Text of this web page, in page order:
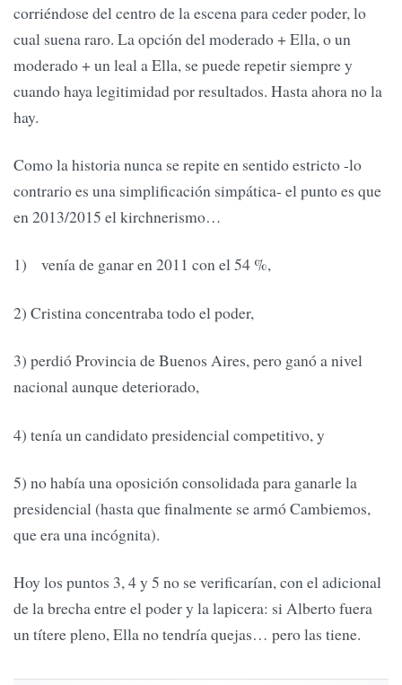
corriéndose del centro de la escena para ceder poder, lo
cual suena raro. La opción del moderado + Ella, o un
moderado + un leal a Ella, se puede repetir siempre y
cuando haya legitimidad por resultados. Hasta ahora no la
hay.
Como la historia nunca se repite en sentido estricto -lo
contrario es una simplificación simpática- el punto es que
en 2013/2015 el kirchnerismo…
1) venía de ganar en 2011 con el 54 %,
2) Cristina concentraba todo el poder,
3) perdió Provincia de Buenos Aires, pero ganó a nivel
nacional aunque deteriorado,
4) tenía un candidato presidencial competitivo, y
5) no había una oposición consolidada para ganarle la
presidencial (hasta que finalmente se armó Cambiemos,
que era una incógnita).
Hoy los puntos 3, 4 y 5 no se verificarían, con el adicional
de la brecha entre el poder y la lapicera: si Alberto fuera
un títere pleno, Ella no tendría quejas… pero las tiene.